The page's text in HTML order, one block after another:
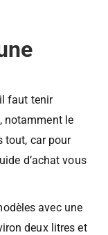
faut tenir
notamment le
tout, car pour
d’achat vous
avec une
deux litres et